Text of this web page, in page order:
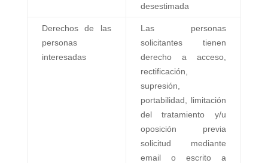
desestimada
Derechos de las
personas
interesadas
Las personas
solicitantes tienen
derecho a acceso,
rectificación,
supresión,
portabilidad, limitación
del tratamiento y/u
oposición previa
solicitud mediante
email o escrito a